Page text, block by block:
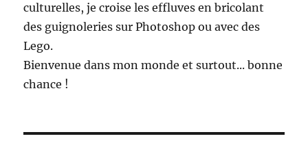
culturelles, je croise les effluves en bricolant
des guignoleries sur Photoshop ou avec des
Lego.
Bienvenue dans mon monde et surtout... bonne
chance !